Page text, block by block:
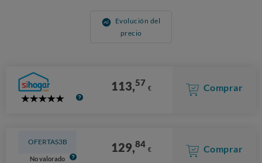
Evolución del
precio
5
113,57 € Comprar
OFERTAS3B
No valorado
129,84 € Comprar